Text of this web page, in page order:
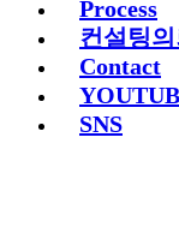
Process
컨설팅의
Contact
SNS